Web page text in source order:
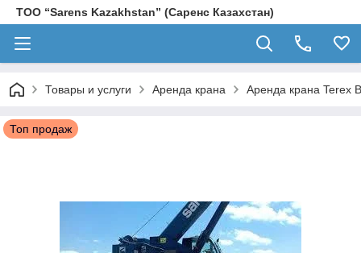
ТОО “Sarens Kazakhstan” (Саренс Казахстан)
Товары и услуги Аренда крана Аренда крана Terex
Топ продаж